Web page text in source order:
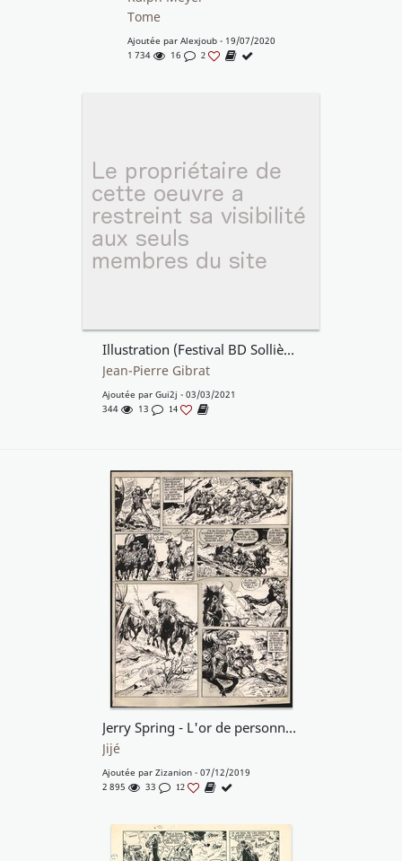
Tome
Ajoutée par Alexjoub- 19/07/2020
1 734
16 2
Illustration (Festival BD Solliès-Ville)
Jean-Pierre Gibrat
Ajoutée par Gui2j - 03/03/2021
344
13 14
Jerry Spring - L'or de personne (pl. 17)
Jijé
Ajoutée par Zizanion - 07/12/2019
2 895
33 12